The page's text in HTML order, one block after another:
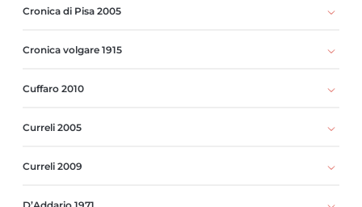
Cronica di Pisa 2005
Cronica volgare 1915
Cuffaro 2010
Curreli 2005
Curreli 2009